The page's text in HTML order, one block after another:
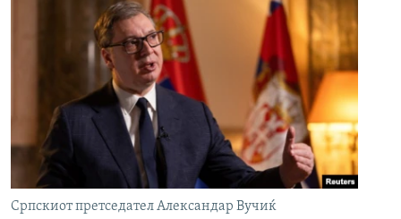
Српскиот претседател Александар Вучиќ